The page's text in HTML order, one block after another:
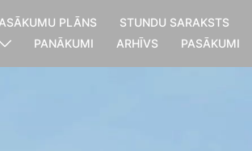
PLĀNS STUNDU SARAKSTS
PANĀKUMI ARHĪVS PASĀKUMI